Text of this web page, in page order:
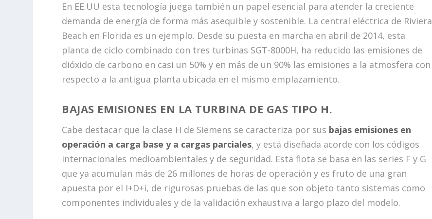
En EE.UU esta tecnología juega también un papel esencial para atender la creciente
demanda de energía de forma más asequible y sostenible. La central eléctrica de Riviera
Beach en Florida es un ejemplo. Desde su puesta en marcha en abril de 2014, esta
planta de ciclo combinado con tres turbinas SGT-8000H, ha reducido las emisiones de
dióxido de carbono en casi un 50% y en más de un 90% las emisiones a la atmosfera con
respecto a la antigua planta ubicada en el mismo emplazamiento.
BAJAS EMISIONES EN LA TURBINA DE GAS TIPO H.
Cabe destacar que la clase H de Siemens se caracteriza por sus bajas emisiones en
operación a carga base y a cargas parciales, y está diseñada acorde con los códigos
internacionales medioambientales y de seguridad. Esta flota se basa en las series F y G
que ya acumulan más de 26 millones de horas de operación y es fruto de una gran
apuesta por el I+D+i, de rigurosas pruebas de las que son objeto tanto sistemas como
componentes individuales y de la validación exhaustiva a largo plazo del modelo.